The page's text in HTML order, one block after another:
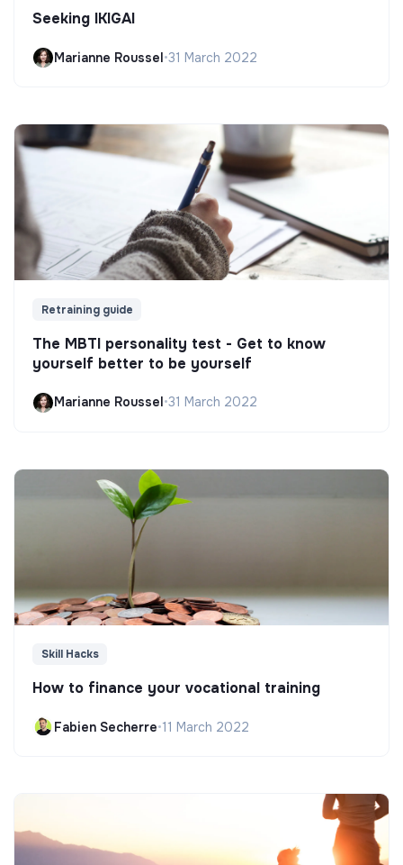
Seeking IKIGAI
Marianne Roussel•31 March 2022
Retraining guide
The MBTI personality test - Get to know
yourself better to be yourself
Marianne Roussel•31 March 2022
Skill Hacks
How to finance your vocational training
Fabien Secherre•11 March 2022